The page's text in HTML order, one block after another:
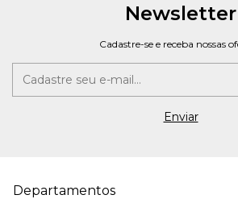
Newsletter
Cadastre-se e receba nossas
Departamentos